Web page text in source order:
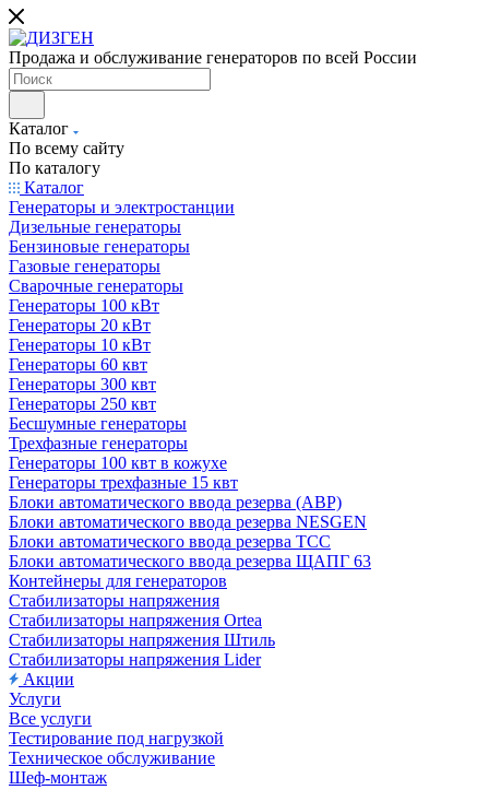
Продажа и обслуживание генераторов по всей России
Каталог
По всему сайту
По каталогу
Каталог
Генераторы и электростанции
Дизельные генераторы
Бензиновые генераторы
Газовые генераторы
Сварочные генераторы
Генераторы 100 кВт
Генераторы 20 кВт
Генераторы 10 кВт
Генераторы 60 квт
Генераторы 300 квт
Генераторы 250 квт
Бесшумные генераторы
Трехфазные генераторы
Генераторы 100 квт в кожухе
Генераторы трехфазные 15 квт
Блоки автоматического ввода резерва (АВР)
Блоки автоматического ввода резерва NESGEN
Блоки автоматического ввода резерва ТСС
Блоки автоматического ввода резерва ЩАПГ 63
Контейнеры для генераторов
Стабилизаторы напряжения
Стабилизаторы напряжения Ortea
Стабилизаторы напряжения Штиль
Стабилизаторы напряжения Lider
Акции
Услуги
Все услуги
Тестирование под нагрузкой
Техническое обслуживание
Шеф-монтаж